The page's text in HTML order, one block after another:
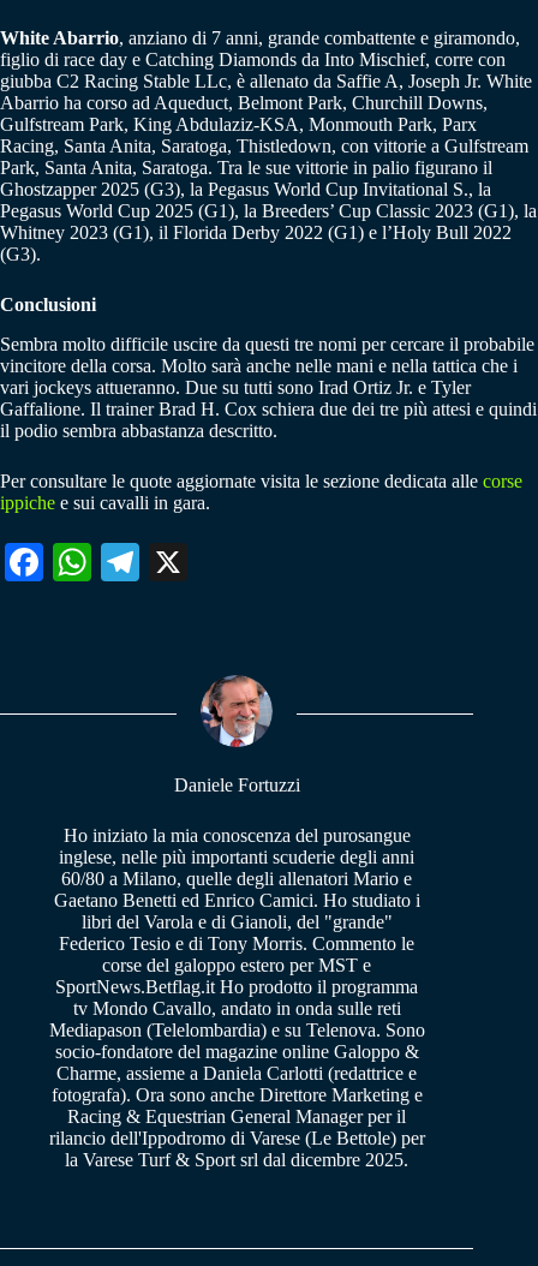
White Abarrio, anziano di 7 anni, grande combattente e giramondo,
figlio di race day e Catching Diamonds da Into Mischief, corre con
giubba C2 Racing Stable LLc, è allenato da Saffie A, Joseph Jr. White
Abarrio ha corso ad Aqueduct, Belmont Park, Churchill Downs,
Gulfstream Park, King Abdulaziz-KSA, Monmouth Park, Parx
Racing, Santa Anita, Saratoga, Thistledown, con vittorie a Gulfstream
Park, Santa Anita, Saratoga. Tra le sue vittorie in palio figurano il
Ghostzapper 2025 (G3), la Pegasus World Cup Invitational S., la
Pegasus World Cup 2025 (G1), la Breeders’ Cup Classic 2023 (G1), la
Whitney 2023 (G1), il Florida Derby 2022 (G1) e l’Holy Bull 2022
(G3).
Conclusioni
Sembra molto difficile uscire da questi tre nomi per cercare il probabile
vincitore della corsa. Molto sarà anche nelle mani e nella tattica che i
vari jockeys attueranno. Due su tutti sono Irad Ortiz Jr. e Tyler
Gaffalione. Il trainer Brad H. Cox schiera due dei tre più attesi e quindi
il podio sembra abbastanza descritto.
Per consultare le quote aggiornate visita le sezione dedicata alle corse
ippiche e sui cavalli in gara.
Fa W
pp
Te
m
Daniele Fortuzzi
Ho iniziato la mia conoscenza del purosangue
inglese, nelle più importanti scuderie degli anni
60/80 a Milano, quelle degli allenatori Mario e
Gaetano Benetti ed Enrico Camici. Ho studiato i
libri del Varola e di Gianoli, del "grande"
Federico Tesio e di Tony Morris. Commento le
corse del galoppo estero per MST e
SportNews.Betflag.it Ho prodotto il programma
tv Mondo Cavallo, andato in onda sulle reti
Mediapason (Telelombardia) e su Telenova. Sono
socio-fondatore del magazine online Galoppo &
Charme, assieme a Daniela Carlotti (redattrice e
fotografa). Ora sono anche Direttore Marketing e
Racing & Equestrian General Manager per il
rilancio dell'Ippodromo di Varese (Le Bettole) per
la Varese Turf & Sport srl dal dicembre 2025.